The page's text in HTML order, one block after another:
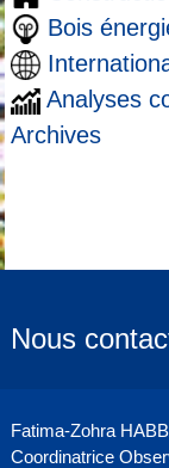
Bois
Analyses
Archives
Nous
Fatima-Zohra
Coordinatrice